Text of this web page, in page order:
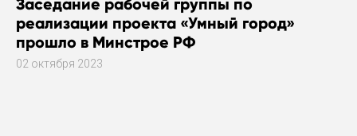
Заседание рабочей группы по
реализации проекта «Умный город»
прошло в Минстрое РФ
02 октября 2023